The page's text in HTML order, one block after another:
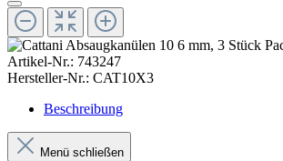
Artikel-Nr.: 743247
Hersteller-Nr.: CAT10X3
Beschreibung
Menü schließen